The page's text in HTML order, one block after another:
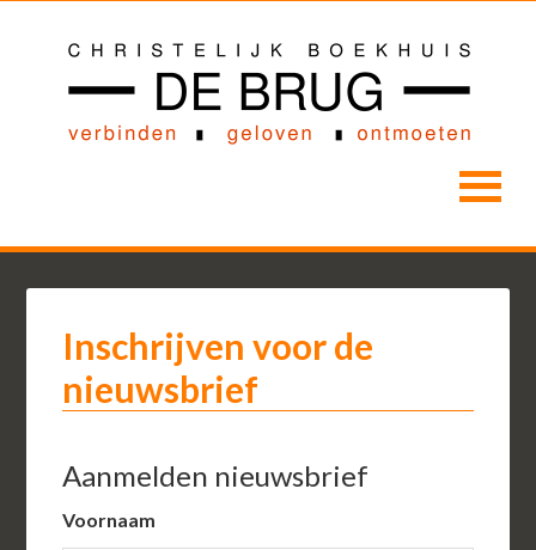
Inschrijven voor de
nieuwsbrief
Aanmelden nieuwsbrief
Voornaam